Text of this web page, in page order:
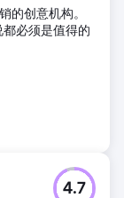
的创意机构。
必须是值得的
4.7